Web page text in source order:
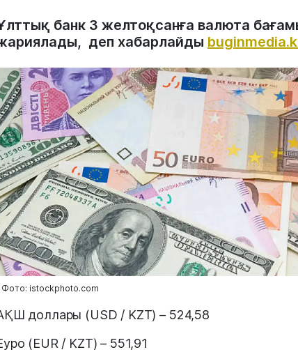
банк 3 желтоқсанға валюта
деп хабарлайды
Фото: istockphoto.com
доллары (USD / KZT) – 524,58
(EUR / KZT) – 551,91